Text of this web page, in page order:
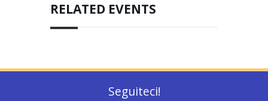
RELATED EVENTS
Seguiteci!